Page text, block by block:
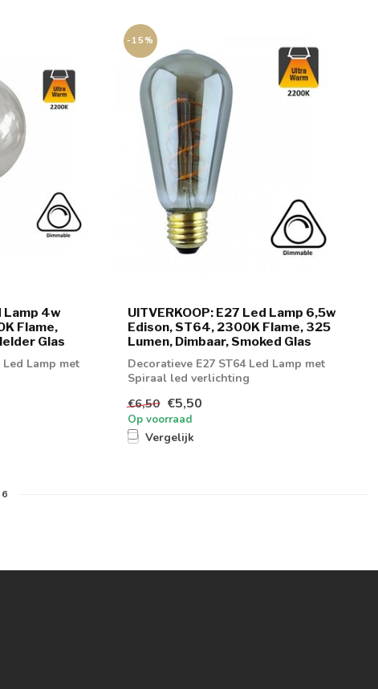
Lamp 4w
Flame,
Glas
Lamp met
-15%
UITVERKOOP: E27 Led Lamp 6,5w
Edison, ST64, 2300K Flame, 325
Lumen, Dimbaar, Smoked Glas
Decoratieve E27 ST64 Led Lamp met
Spiraal led verlichting
€6,50 €5,50
Op voorraad
Vergelijk